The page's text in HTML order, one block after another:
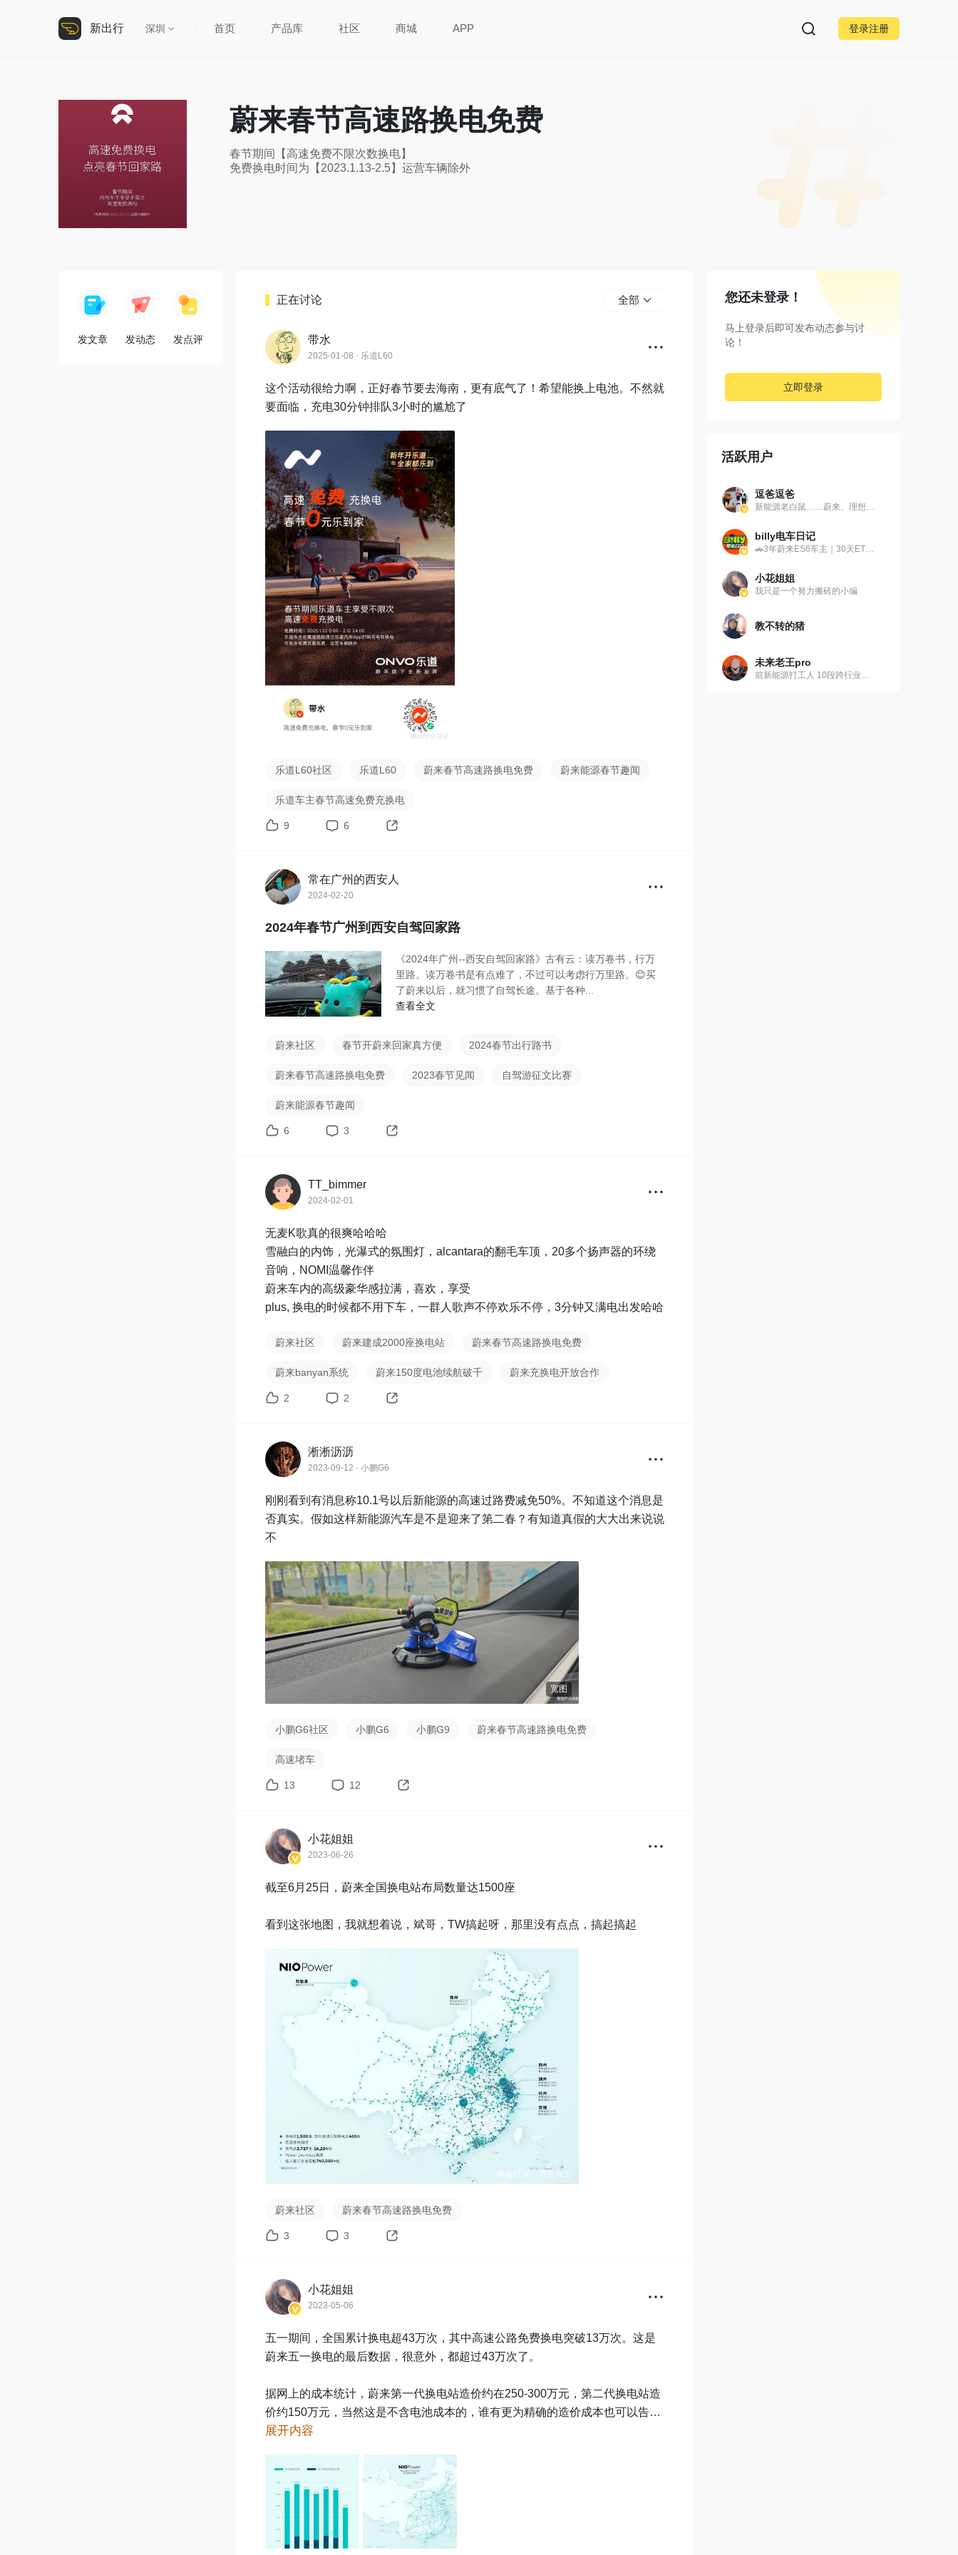
新出行 深圳 首页 产品库 社区 商城 APP 登录注册
蔚来春节高速路换电免费
春节期间【高速免费不限次数换电】
免费换电时间为【2023.1.13-2.5】运营车辆除外
发文章 发动态 发点评
正在讨论 全部
带水
2025-01-08 · 乐道L60
这个活动很给力啊，正好春节要去海南，更有底气了！希望能换上电池。不然就
要面临，充电30分钟排队3小时的尴尬了
乐道L60社区 乐道L60 蔚来春节高速路换电免费 蔚来能源春节趣闻
乐道车主春节高速免费充换电
9 6
常在广州的西安人
2024-02-20
2024年春节广州到西安自驾回家路
《2024年广州--西安自驾回家路》古有云：读万卷书，行万
里路。读万卷书是有点难了，不过可以考虑行万里路。😊买
了蔚来以后，就习惯了自驾长途。基于各种...
查看全文
蔚来社区 春节开蔚来回家真方便 2024春节出行路书
蔚来春节高速路换电免费 2023春节见闻 自驾游征文比赛
蔚来能源春节趣闻
6 3
TT_bimmer
2024-02-01
无麦K歌真的很爽哈哈哈
雪融白的内饰，光瀑式的氛围灯，alcantara的翻毛车顶，20多个扬声器的环绕
音响，NOMI温馨作伴
蔚来车内的高级豪华感拉满，喜欢，享受
plus, 换电的时候都不用下车，一群人歌声不停欢乐不停，3分钟又满电出发哈哈
蔚来社区 蔚来建成2000座换电站 蔚来春节高速路换电免费
蔚来banyan系统 蔚来150度电池续航破千 蔚来充换电开放合作
2 2
淅淅沥沥
2023-09-12 · 小鹏G6
刚刚看到有消息称10.1号以后新能源的高速过路费减免50%。不知道这个消息是
否真实。假如这样新能源汽车是不是迎来了第二春？有知道真假的大大出来说说
不
宽图
小鹏G6社区 小鹏G6 小鹏G9 蔚来春节高速路换电免费
高速堵车
13 12
小花姐姐
2023-06-26
截至6月25日，蔚来全国换电站布局数量达1500座
看到这张地图，我就想着说，斌哥，TW搞起呀，那里没有点点，搞起搞起
蔚来社区 蔚来春节高速路换电免费
3 3
小花姐姐
2023-05-06
五一期间，全国累计换电超43万次，其中高速公路免费换电突破13万次。这是
蔚来五一换电的最后数据，很意外，都超过43万次了。
据网上的成本统计，蔚来第一代换电站造价约在250-300万元，第二代换电站造
价约150万元，当然这是不含电池成本的，谁有更为精确的造价成本也可以告诉
我。
之前在蔚来年度沟通会上，李斌也提过一嘴，差不多要20亿去维护换电站，但
这个费用肯定也是初步估算的，如果按照目前2023年的进度以及今年五一小长
假换电超43次的量去计算，早就过百亿了。
这钱，都是免费拿出来给用户们的权益，我不是蔚来车主都觉得要感动天地了，
展开内容
您还未登录！
马上登录后即可发布动态参与讨
论！
立即登录
活跃用户
逗爸逗爸
新能源老白鼠……蔚来、理想、岚图
billy电车日记
🚗3年蔚来ES6车主｜30天ET7车主 📋蔚用车感受分享｜车主角度购车建议 📗新能源相关资讯｜试驾体验
小花姐姐
我只是一个努力搬砖的小编
教不转的猪
未来老王pro
前新能源打工人 10段跨行业职业经历